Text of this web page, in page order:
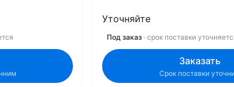
Уточняйте
Под заказ · срок поставки
Заказать
Срок поставки